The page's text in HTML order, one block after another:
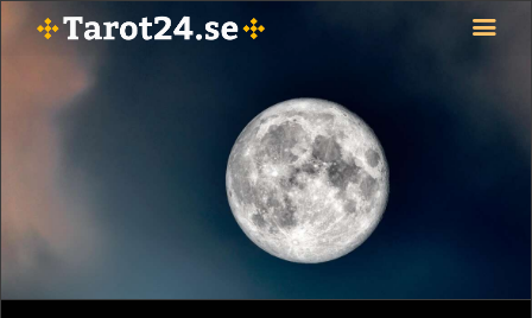
ASTROLOGI
STJÄRNTECKEN
SPÅDAM-SIERSKA